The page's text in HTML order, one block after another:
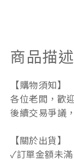
商品描述
【購物須知】
各位老闆，歡
後續交易爭議
【關於出貨】
✓訂單金額未